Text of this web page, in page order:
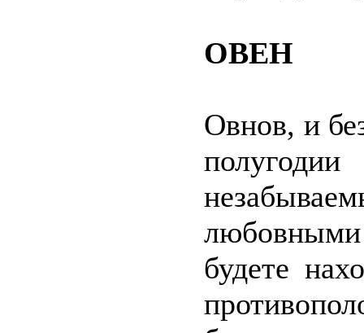
ОВЕН
Овнов, и
будете